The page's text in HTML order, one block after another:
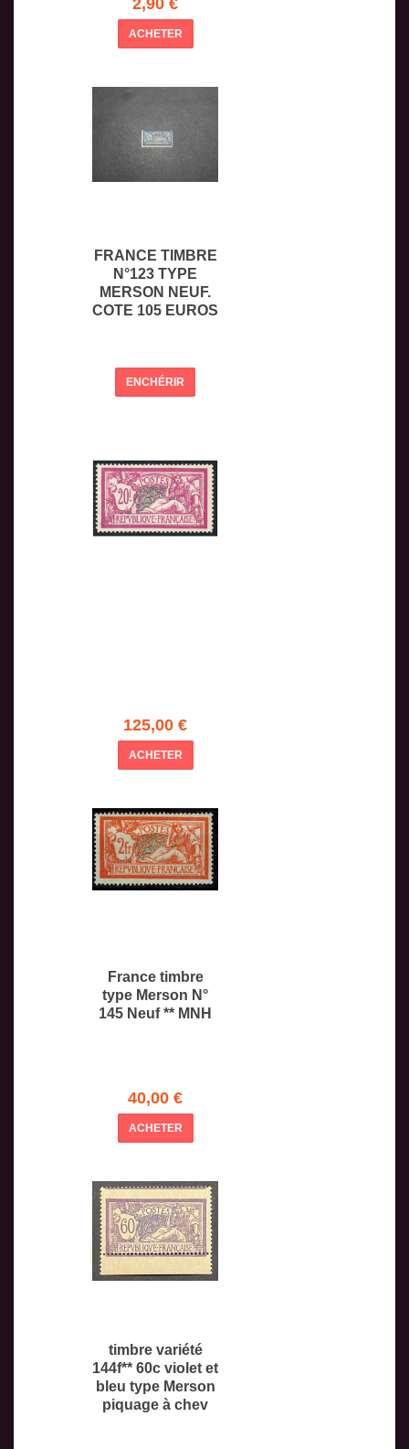
2,90 €
ACHETER
FRANCE TIMBRE
N°123 TYPE
MERSON NEUF.
COTE 105 EUROS
ENCHÉRIR
125,00 €
ACHETER
France timbre
type Merson N°
145 Neuf ** MNH
40,00 €
ACHETER
timbre variété
144f** 60c violet et
bleu type Merson
piquage à chev